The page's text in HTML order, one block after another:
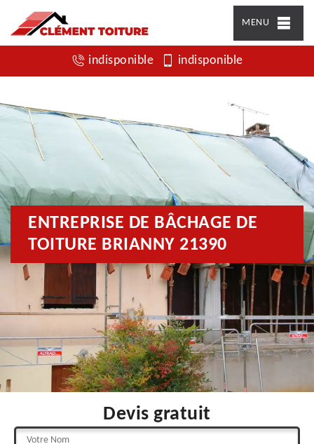
MENU
indisponible indisponible
ENTREPRISE DE BÂCHAGE DE
TOITURE BRIANNY 21390
Devis gratuit